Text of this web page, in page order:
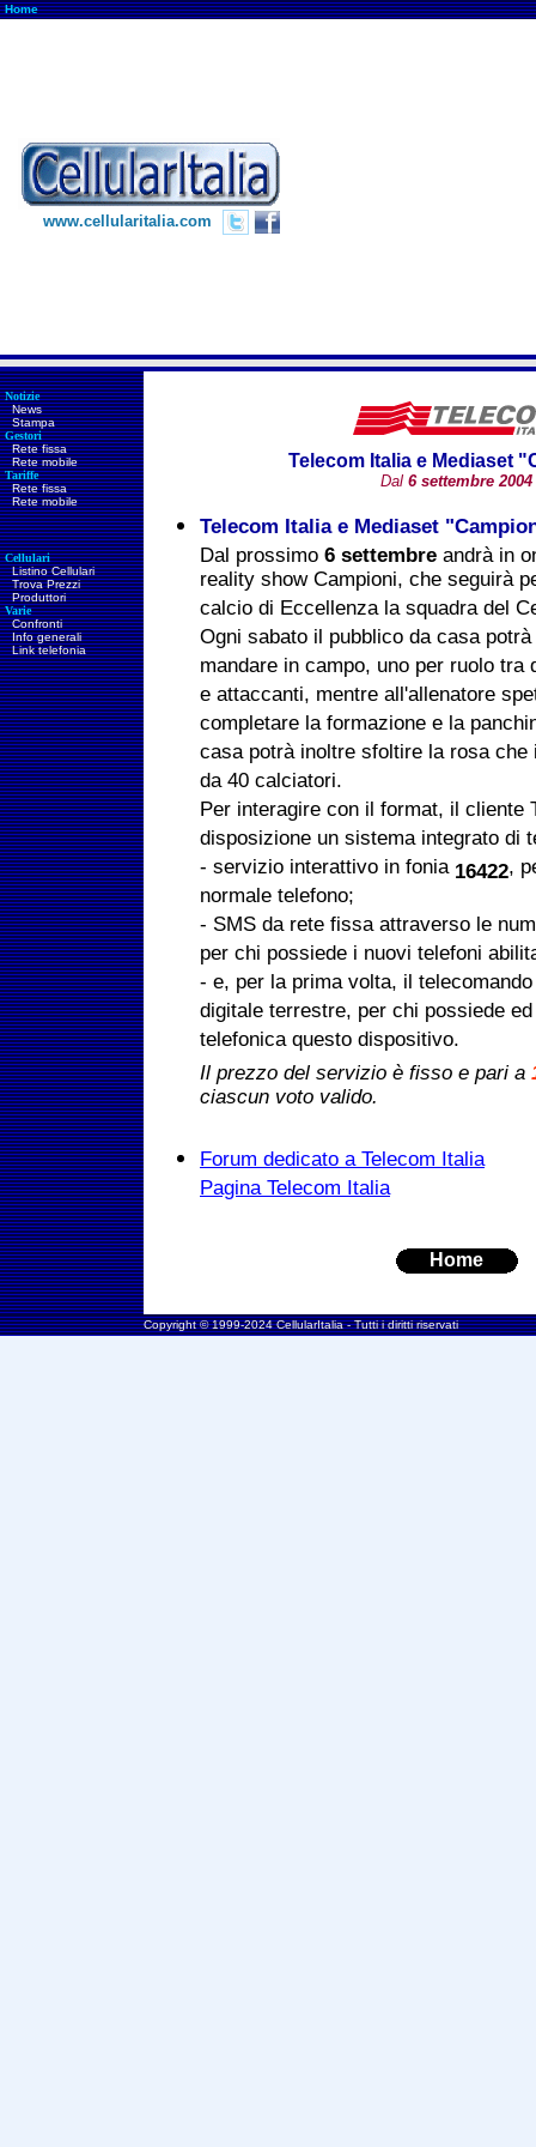
Home
www.cellularitalia.com
Notizie
News
Stampa
Gestori
Rete fissa
Rete mobile
Tariffe
Rete fissa
Rete mobile
Cellulari
Listino Cellulari
Trova Prezzi
Produttori
Varie
Confronti
Info generali
Link telefonia
Telecom Italia e Mediaset
Dal 6 settembre2004
Telecom Italia e Mediaset
Dal prossimo 6 settembre andrà in
reality show Campioni, che seguirà
calcio di Eccellenza la squadra del
Ogni sabato il pubblico da casa
mandare in campo, uno per ruolo
e attaccanti, mentre all'allenatore
completare la formazione e la
casa potrà inoltre sfoltire la rosa che
da 40 calciatori.
Per interagire con il format, il cliente
disposizione un sistema integrato di
- servizio interattivo in fonia 16422,
normale telefono;
- SMS da rete fissa attraverso le
per chi possiede i nuovi telefoni
- e, per la prima volta, il
digitale terrestre, per chi possiede
telefonica questo dispositivo.
Il prezzo del servizio è fisso e pari a
ciascun voto valido.
Forum dedicato a Telecom Italia
Pagina Telecom Italia
Home
Copyright © 1999-2024 CellularItalia - Tutti i diritti riservati